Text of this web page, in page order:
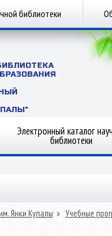
библиотеки
Электронный каталог
библиотеки
Янки Купалы » Учебные